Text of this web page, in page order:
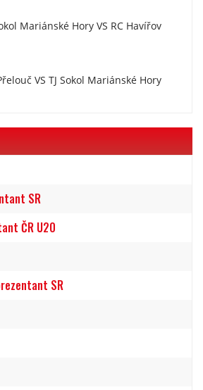
Mariánské Hory VS RC Havířov
VS TJ Sokol Mariánské Hory
SR
ČR U20
SR